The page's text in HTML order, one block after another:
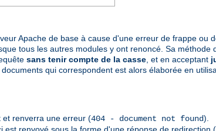
Apache de base à cause d'une erreur de frappe ou
tous les autres modules y ont renoncé. Sa méthode
sans tenir compte de la casse, et en acceptant
qui correspondent est alors élaborée en
et renverra une erreur (404 - document not found).